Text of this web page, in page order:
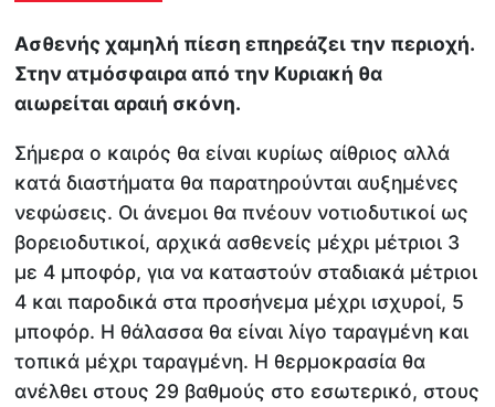
Ασθενής χαμηλή πίεση επηρεάζει την περιοχή.
Στην ατμόσφαιρα από την Κυριακή θα
αιωρείται αραιή σκόνη.
Σήμερα ο καιρός θα είναι κυρίως αίθριος αλλά
κατά διαστήματα θα παρατηρούνται αυξημένες
νεφώσεις. Οι άνεμοι θα πνέουν νοτιοδυτικοί ως
βορειοδυτικοί, αρχικά ασθενείς μέχρι μέτριοι 3
με 4 μποφόρ, για να καταστούν σταδιακά μέτριοι
4 και παροδικά στα προσήνεμα μέχρι ισχυροί, 5
μποφόρ. Η θάλασσα θα είναι λίγο ταραγμένη και
τοπικά μέχρι ταραγμένη. Η θερμοκρασία θα
ανέλθει στους 29 βαθμούς στο εσωτερικό, στους